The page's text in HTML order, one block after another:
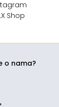
Shop
o nama?